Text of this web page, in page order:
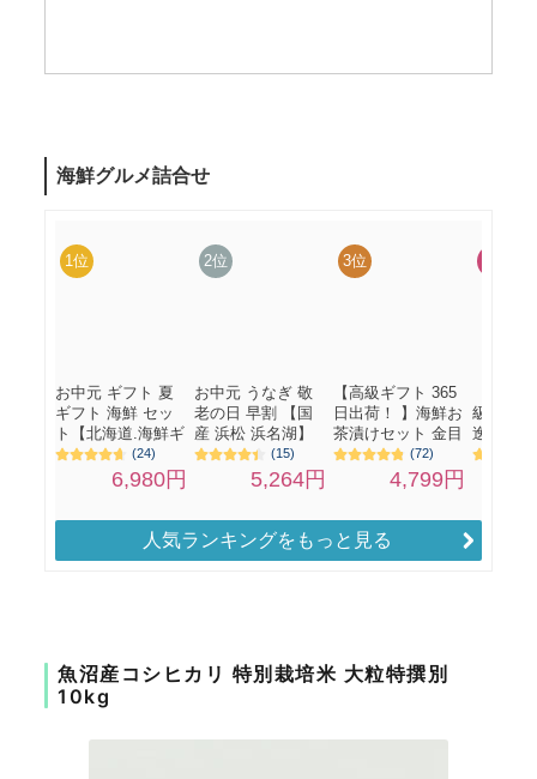
人気ランキングをもっと見る
魚沼産コシヒカリ 特別栽培米 大粒特撰別
10kg